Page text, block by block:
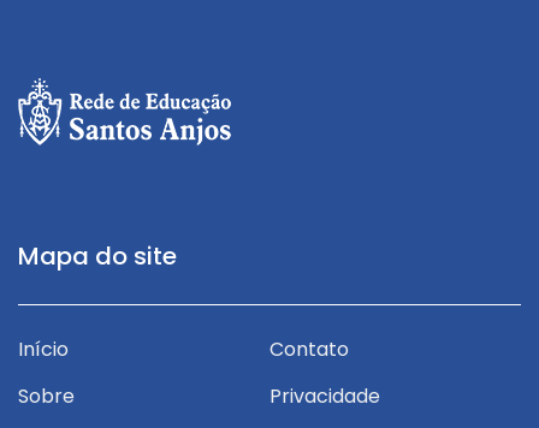
Mapa do site
Início
Sobre
Contato
Privacidade